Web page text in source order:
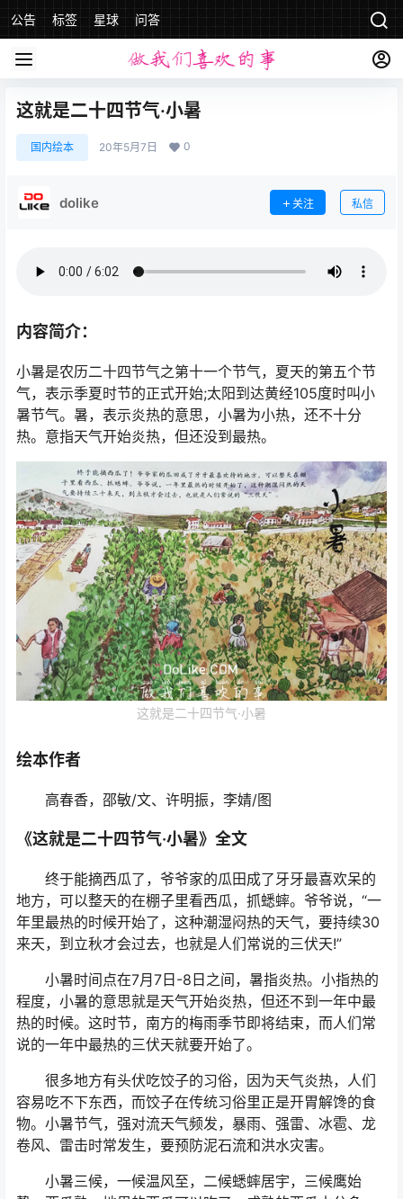
公告 标签 星球 问答
这就是二十四节气·小暑
国内绘本 20年5月7日 0
dolike 关注 私信
内容简介：
小暑是农历二十四节气之第十一个节气，夏天的第五个节
气，表示季夏时节的正式开始;太阳到达黄经105度时叫小
暑节气。暑，表示炎热的意思，小暑为小热，还不十分
热。意指天气开始炎热，但还没到最热。
这就是二十四节气·小暑
绘本作者
高春香，邵敏/文、许明振，李婧/图
《这就是二十四节气·小暑》全文
终于能摘西瓜了，爷爷家的瓜田成了牙牙最喜欢呆的
地方，可以整天的在棚子里看西瓜，抓蟋蟀。爷爷说，“一
年里最热的时候开始了，这种潮湿闷热的天气，要持续30
来天，到立秋才会过去，也就是人们常说的三伏天!”
小暑时间点在7月7日-8日之间，暑指炎热。小指热的
程度，小暑的意思就是天气开始炎热，但还不到一年中最
热的时候。这时节，南方的梅雨季节即将结束，而人们常
说的一年中最热的三伏天就要开始了。
很多地方有头伏吃饺子的习俗，因为天气炎热，人们
容易吃不下东西，而饺子在传统习俗里正是开胃解馋的食
物。小暑节气，强对流天气频发，暴雨、强雷、冰雹、龙
卷风、雷击时常发生，要预防泥石流和洪水灾害。
小暑三候，一候温风至，二候蟋蟀居宇，三候鹰始